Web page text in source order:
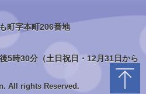
町字本町206番地
5時30分（土日祝日・12月31日から
All rights Reserved.